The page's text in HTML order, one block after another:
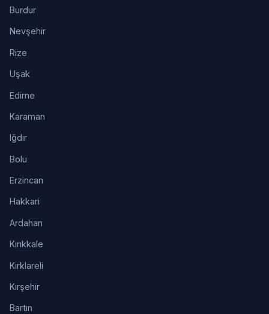
Burdur
Nevşehir
Rize
Uşak
Edirne
Karaman
Iğdır
Bolu
Erzincan
Hakkari
Ardahan
Kırıkkale
Kırklareli
Kırşehir
Bartın